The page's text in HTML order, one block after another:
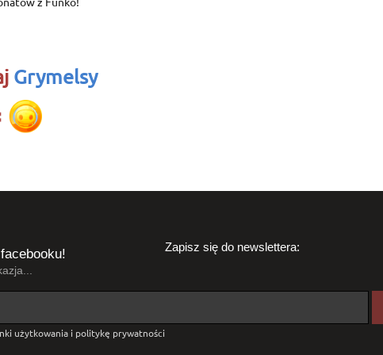
Grymelsy
Zapisz się do newslettera:
użytkowania i politykę prywatności